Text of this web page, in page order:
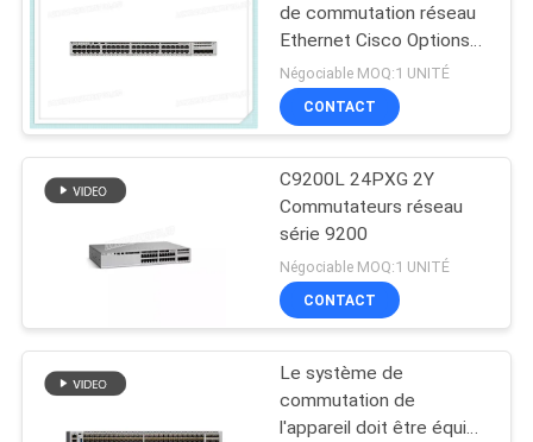
de commutation réseau
Ethernet Cisco Options
de liaison montante
modulaire de données
Négociable MOQ:1 UNITÉ
CONTACT
C9200L 24PXG 2Y
Commutateurs réseau
série 9200
Négociable MOQ:1 UNITÉ
CONTACT
Le système de
commutation de
l'appareil doit être équipé